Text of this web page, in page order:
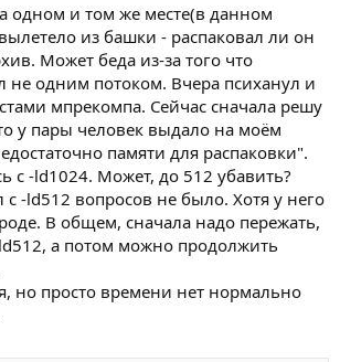
одном и том же месте(в данном
из башки - распаковал ли он
Может беда из-за того что
одним потоком. Вчера психанул и
мпрекомпа. Сейчас сначала решу
у пары человек выдало на моём
памяти для распаковки".
с -ld1024. Может, до 512 убавить?
-ld512 вопросов не было. Хотя у него
В общем, сначала надо пережать,
а потом можно продолжить
но просто времени нет нормально